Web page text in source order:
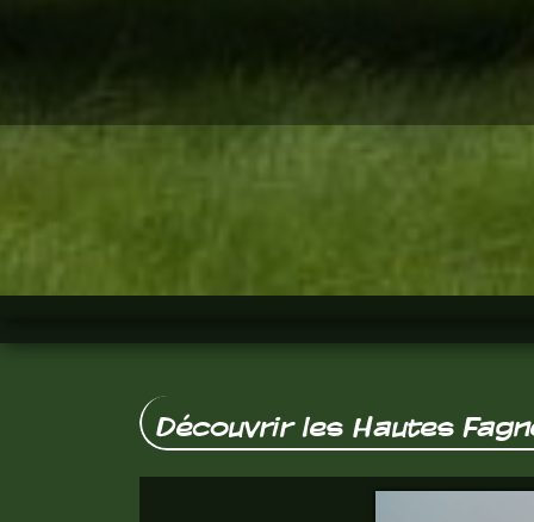
Découvrir les Hautes